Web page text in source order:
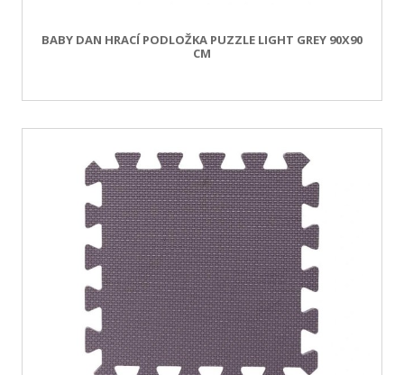
BABY DAN HRACÍ PODLOŽKA PUZZLE LIGHT GREY 90X90
CM